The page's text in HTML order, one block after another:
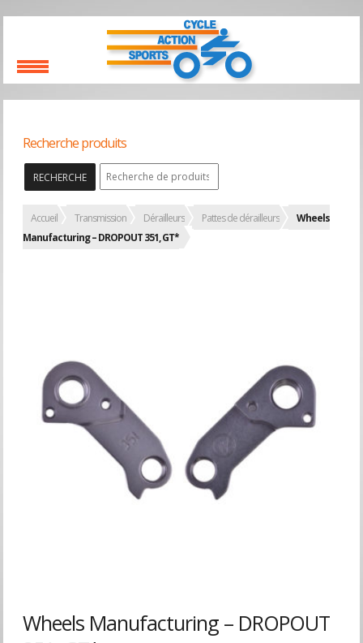
Recherche produits
RECHERCHE
Accueil Transmission Dérailleurs Pattes de dérailleurs
Wheels
Manufacturing – DROPOUT 351, GT*
Wheels Manufacturing – DROPOUT